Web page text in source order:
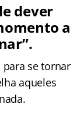
dever
a
se tornar
aqueles